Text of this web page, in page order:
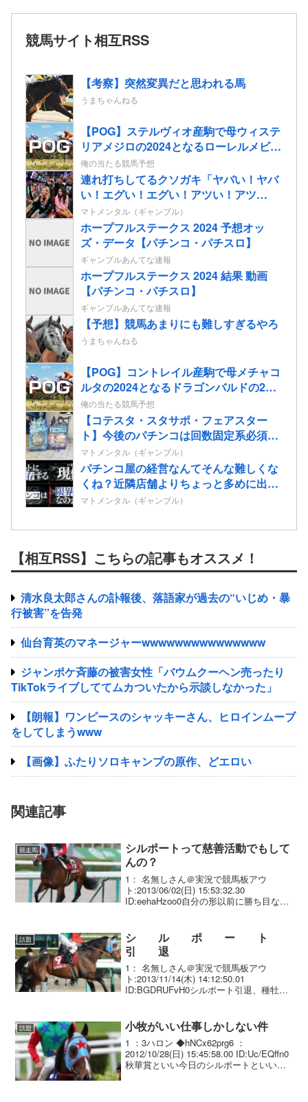
競馬サイト相互RSS
【考察】突然変異だと思われる馬
うまちゃんねる
【POG】ステルヴィオ産駒で母ウィステ
リアメジロの2024となるローレルメビウ
スの2歳情報
俺の当たる競馬予想
連れ打ちしてるクソガキ「ヤバい！ヤバ
い！エグい！エグい！アツい！アツ
い！」←語彙力無さすぎだろｗｗｗ
マトメンタル（ギャンブル）
ホープフルステークス 2024 予想オッ
ズ・データ【パチンコ・パチスロ】
ギャンブルあんてな速報
ホープフルステークス 2024 結果 動画
【パチンコ・パチスロ】
ギャンブルあんてな速報
【予想】競馬あまりにも難しすぎるやろ
うまちゃんねる
【POG】コントレイル産駒で母メチャコ
ルタの2024となるドラゴンバルドの2歳
情報
俺の当たる競馬予想
【コテスタ・スタサポ・フェアスター
ト】今後のパチンコは回数固定系必須で
いいよな。そして釘は完全に廃止するべ
き
マトメンタル（ギャンブル）
パチンコ屋の経営なんてそんな難しくな
くね？近隣店舗よりちょっと多めに出し
ておけば勝手に客が寄ってくるのに強欲
だよ
マトメンタル（ギャンブル）
【相互RSS】こちらの記事もオススメ！
清水良太郎さんの訃報後、落語家が過去の“いじめ・暴
行被害”を告発
仙台育英のマネージャーwwwwwwwwwwwwwww
ジャンポケ斉藤の被害女性「バウムクーヘン売ったり
TikTokライブしててムカついたから示談しなかった」
【朗報】ワンピースのシャッキーさん、ヒロインムーブ
をしてしまうwww
【画像】ふたりソロキャンプの原作、どエロい
関連記事
競走馬
シルポートって慈善活動でもして
んの？
1： 名無しさん＠実況で競馬板アウ
ト:2013/06/02(日) 15:53:32.30
ID:eehaHzoo0自分の形以前に勝ち目なん
話題
シ ル ポ ー ト
引 退
1： 名無しさん＠実況で競馬板アウ
ト:2013/11/14(木) 14:12:50.01
ID:BGDRUFvH0シルポート引退、種牡馬
速馬シルポート（牡８＝西園）が...
話題 小牧がいい仕事しかしない件
1 ：3ハロン ◆hNCx62prg6 ：
2012/10/28(日) 15:45:58.00 ID:Uc/EQffn0
秋華賞といい今日のシルポートといい競